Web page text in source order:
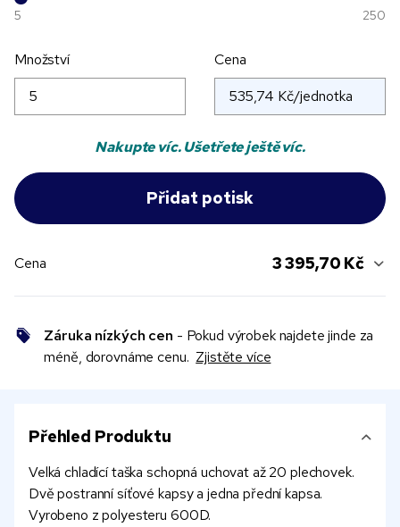
5 250
Množství Cena
Nakupte víc. Ušetřete ještě víc.
Cena 3 395,70 Kč
Záruka nízkých cen - Pokud výrobek najdete jinde za
méně, dorovnáme cenu. Zjistěte více
Přehled Produktu
Velká chladící taška schopná uchovat až 20 plechovek.
Dvě postranní síťové kapsy a jedna přední kapsa.
Vyrobeno z polyesteru 600D.